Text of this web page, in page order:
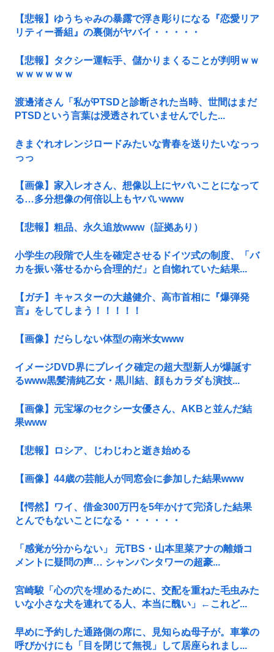
【悲報】ゆうちゃみの暴露で浮き彫りになる『恋愛リア
リティー番組』の裏側がヤバイ・・・・・
【悲報】タクシー運転手、儲かりまくることが判明ｗｗ
ｗｗｗｗｗｗ
渡邊渚さん「私がPTSDと診断された当時、世間はまだ
PTSDという言葉は浸透されていませんでした...
きまぐれオレンジロードみたいな青春を送りたいなっっ
っっ
【画像】家入レオさん、想像以上にヤバいことになって
る…多分想像の何倍以上もヤバいwww
【悲報】粗品、永久追放www（証拠あり）
小学生の段階で人生を確定させるドイツ式の制度、「バ
カを振い落せるから合理的だ」と自惚れていた結果...
【ガチ】キャスターの大越健介、高市首相に『爆弾発
言』をしてしまう！！！！！
【画像】だらしない体型の南米女www
イメージDVD界にブレイク確定の超大型新人が爆誕す
るwww黒髪清純乙女・黒川結、顔もカラダも演技...
【画像】元宝塚のセクシー女優さん、AKBと並んだ結
果www
【悲報】ロシア、じわじわと逝き始める
【画像】44歳の芸能人が同窓会に参加した結果www
【愕然】ワイ、借金300万円を5年かけて完済した結果
とんでもないことになる・・・・・・
「感覚が分からない」 元TBS・山本里菜アナの離婚コ
メントに疑問の声… シャンパンタワーの超豪...
宮崎駿「心の穴を埋めるために、交配を重ねた毛虫みた
いな小さな犬を連れてる人、本当に醜い」←これど...
早めに予約した通路側の席に、見知らぬ母子が。車掌の
呼びかけにも「目を閉じて無視」して居座られまし...